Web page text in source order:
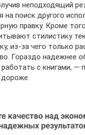
неподходящий
на поиск другого
правку. Кроме
стилистику
из-за чего только
Гораздо надежнее
с книгами, —
дороже.